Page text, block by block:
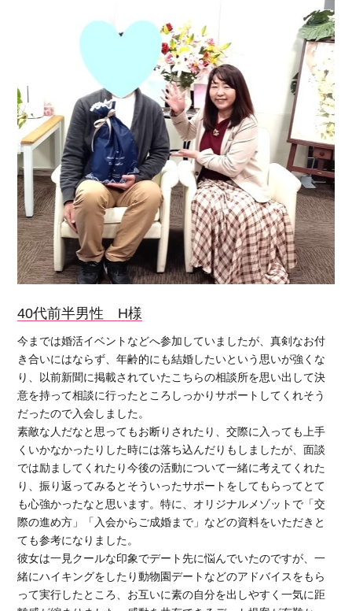
40代前半男性 H様
今までは婚活イベントなどへ参加していましたが、真剣なお付
き合いにはならず、年齢的にも結婚したいという思いが強くな
り、以前新聞に掲載されていたこちらの相談所を思い出して決
意を持って相談に行ったところしっかりサポートしてくれそう
だったので入会しました。
素敵な人だなと思ってもお断りされたり、交際に入っても上手
くいかなかったりした時には落ち込んだりもしましたが、面談
では励ましてくれたり今後の活動について一緒に考えてくれた
り、振り返ってみるとそういったサポートをしてもらってとて
も心強かったなと思います。特に、オリジナルメゾットで「交
際の進め方」「入会からご成婚まで」などの資料をいただきと
ても参考になりました。
彼女は一見クールな印象でデート先に悩んでいたのですが、一
緒にハイキングをしたり動物園デートなどのアドバイスをもら
って実行したところ、お互いに素の自分を出しやすく一気に距